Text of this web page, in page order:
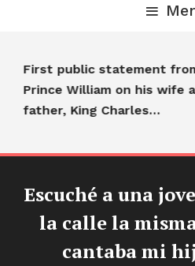
First public statement from
Prince William on his wife
father, King Charles…
Escuché a una
la calle la
cantaba mi